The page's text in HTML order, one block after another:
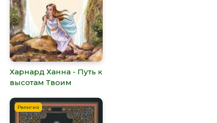
Харнард Ханна - Путь к
высотам Твоим
Религия